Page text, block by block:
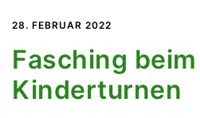
28. FEBRUAR 2022
Fasching beim
Kinderturnen